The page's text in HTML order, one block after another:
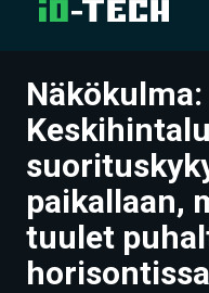
UUTISET
ARTIKKELIT
VIDEOT
TECHBBS
Näkökulma:
paikallaan,
tuulet
horisontissa